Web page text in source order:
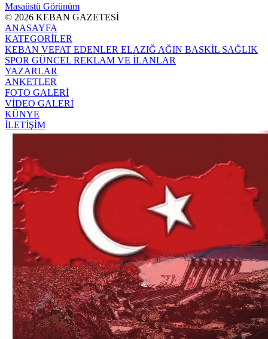
Masaüstü Görünüm
© 2026 KEBAN GAZETESİ
ANASAYFA
KATEGORİLER
KEBAN VEFAT EDENLER ELAZIĞ AĞIN BASKİL SAĞLIK
SPOR GÜNCEL REKLAM VE İLANLAR
YAZARLAR
ANKETLER
FOTO GALERİ
VİDEO GALERİ
KÜNYE
İLETİŞİM